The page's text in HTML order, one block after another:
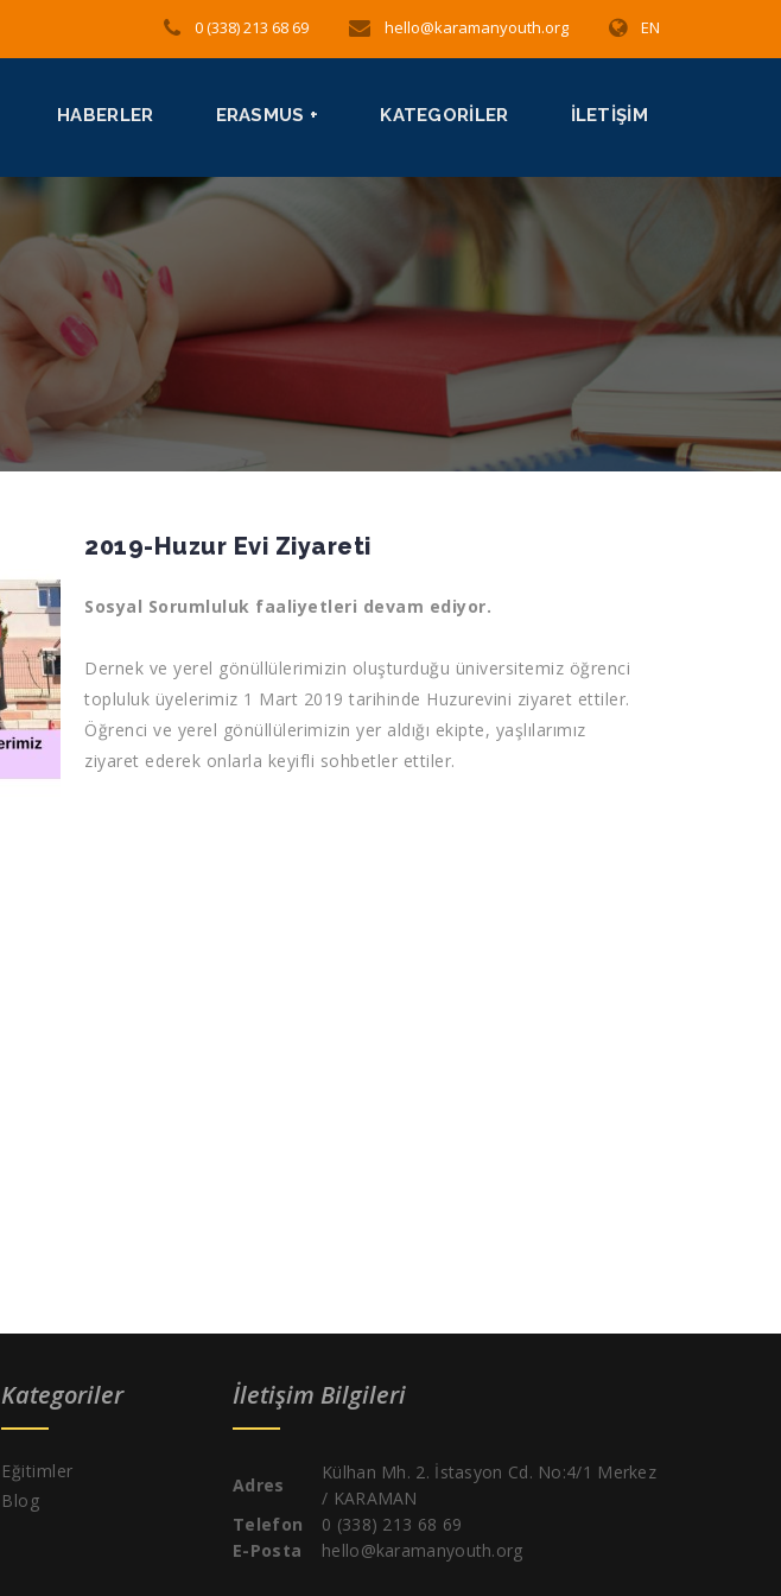
HABERLER ERASMUS + KATEGORILER İLETIŞIM
0 (338) 213 68 69 hello@karamanyouth.org EN
2019-Huzur Evi Ziyareti
Sosyal Sorumluluk faaliyetleri devam ediyor.
Dernek ve yerel gönüllülerimizin oluşturduğu üniversitemiz öğrenci
topluluk üyelerimiz 1 Mart 2019 tarihinde Huzurevini ziyaret ettiler.
Öğrenci ve yerel gönüllülerimizin yer aldığı ekipte, yaşlılarımız
ziyaret ederek onlarla keyifli sohbetler ettiler.
Kategoriler
Eğitimler
Blog
İletişim Bilgileri
Adres
Külhan Mh. 2. İstasyon Cd. No:4/1 Merkez
/ KARAMAN
Telefon
0 (338) 213 68 69
E-Posta
hello@karamanyouth.org